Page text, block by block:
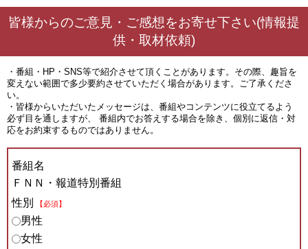
皆様からのご意見・ご感想をお寄せ下さい(情報提
供・取材依頼)
・番組・HP・SNS等で紹介させて頂くことがあります。その際、趣旨を
変えない範囲で多少要約させていただく場合があります。ご了承くださ
い。
・皆様からいただいたメッセージは、番組やコンテンツに役立てるよう
必ず目を通しますが、 番組内でお答えする場合を除き、個別に返信・対
応をお約束するものではありません。
番組名
ＦＮＮ・報道特別番組
性別
【必須】
男性
女性